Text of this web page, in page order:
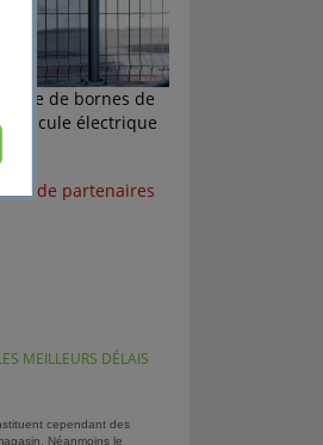
de bornes de
électrique
Plus de partenaires
MEILLEURS DÉLAIS
cependant des
Néanmoins le